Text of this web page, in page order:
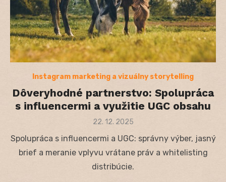
Instagram marketing a vizuálny storytelling
Dôveryhodné partnerstvo: Spolupráca
s influencermi a využitie UGC obsahu
Posted
22. 12. 2025
Spolupráca s influencermi a UGC: správny výber, jasný
brief a meranie vplyvu vrátane práv a whitelisting
distribúcie.